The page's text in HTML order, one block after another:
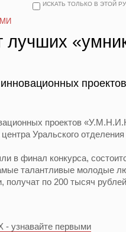
ИСКАТЬ ТОЛЬКО В ЭТОЙ
лучших
проектов
Уральского
в финал конкурса,
талантливые молодые
получат по 200 тысяч
- узнавайте первыми